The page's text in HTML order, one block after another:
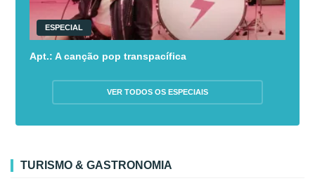
ESPECIAL
Apt.: A canção pop transpacífica
VER TODOS OS ESPECIAIS
TURISMO & GASTRONOMIA